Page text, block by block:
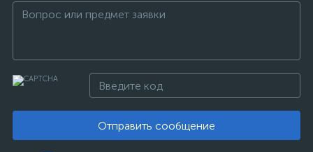
Отправить сообщение